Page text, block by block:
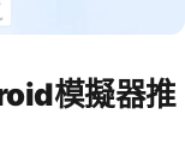
模擬器推